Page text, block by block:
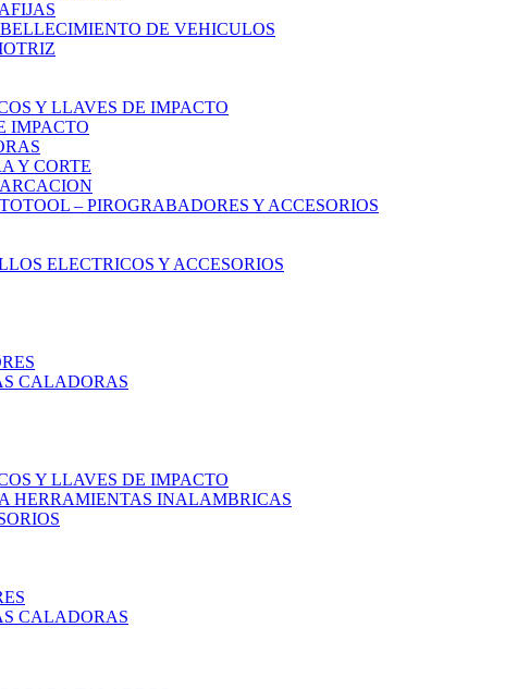
DE VEHICULOS
Y LLAVES DE IMPACTO
IMPACTO
Y CORTE
– PIROGRABADORES Y ACCESORIOS
ELECTRICOS Y ACCESORIOS
CALADORAS
Y LLAVES DE IMPACTO
HERRAMIENTAS INALAMBRICAS
CALADORAS